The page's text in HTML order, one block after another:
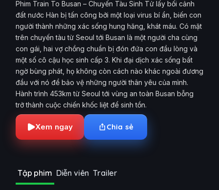
Phim Train To Busan – Chuyến Tàu Sinh Tử lấy bối cảnh
đất nước Hàn bị tấn công bởi một loại virus bí ẩn, biến con
người thành những xác sống hung hăng, khát máu. Có mặt
trên chuyến tàu từ Seoul tới Busan là một người cha cùng
con gái, hai vợ chồng chuẩn bị đón đứa con đầu lòng và
một số cô cậu học sinh cấp 3. Khi đại dịch xác sống bất
ngờ bùng phát, họ không còn cách nào khác ngoài đương
đầu với nó để bảo vệ những người thân yêu của mình.
Hành trình 453km từ Seoul tới vùng an toàn Busan bỗng
trở thành cuộc chiến khốc liệt để sinh tồn.
Xem ngay Chia sẻ
Tập phim Diễn viên Trailer